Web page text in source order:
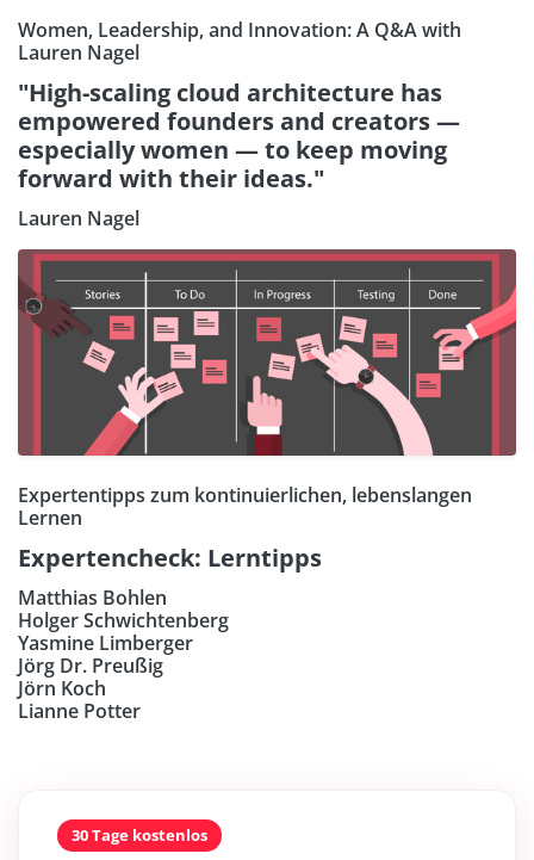
Women, Leadership, and Innovation: A Q&A with
Lauren Nagel
"High-scaling cloud architecture has
empowered founders and creators —
especially women — to keep moving
forward with their ideas."
Lauren Nagel
Expertentipps zum kontinuierlichen, lebenslangen
Lernen
Expertencheck: Lerntipps
Matthias Bohlen
Holger Schwichtenberg
Yasmine Limberger
Jörg Dr. Preußig
Jörn Koch
Lianne Potter
30 Tage kostenlos